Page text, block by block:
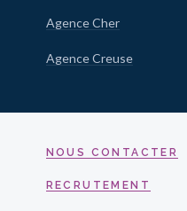
Agence Cher
Agence Creuse
NOUS CONTACTER
RECRUTEMENT